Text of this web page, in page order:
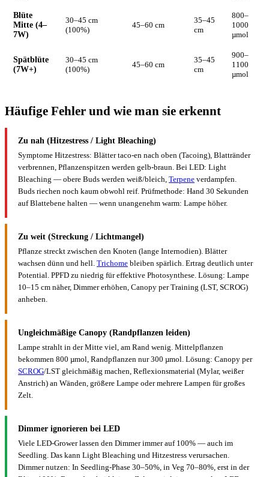
Blüte
Mitte (4–
7W)
30–45 cm
(100%)
45–60 cm
35–45
cm
800–
1000
µmol
Spätblüte
(7W+)
30–45 cm
(100%)
45–60 cm
35–45
cm
900–
1100
µmol
Häufige Fehler und wie man sie erkennt
Zu nah (Hitzestress / Light Bleaching)
Symptome Hitzestress: Blätter taco-en nach oben (Tacoing), Blattränder
verbrennen, Pflanzenspitzen werden gelb-braun. Bei LED: Light
Bleaching — obere Buds werden weiß/bleich, Terpene verdampfen.
Buds riechen noch kaum obwohl reif. Prüfmethode: Hand 30 Sekunden
auf Blattebene halten — wenn unangenehm warm: Lampe höher.
Zu weit (Streckung / Lichtmangel)
Pflanze streckt zwischen den Knoten (lange Internodien). Blätter
wachsen dünn und hell. Trichome bleiben spärlich. Ertrag deutlich unter
Potential. PPFD zu niedrig für effektive Photosynthese. Lösung: Lampe
10–15 cm näher, Dimmer erhöhen, Canopy per Training (LST, SCROG)
anheben.
Ungleichmäßige Canopy (Randpflanzen leiden)
Lampe strahlt in der Mitte viel, am Rand wenig. Mittelpflanzen
bekommen 800 µmol, Randpflanzen nur 300 µmol. Lösung: Canopy per
SCROG/LST gleichmäßig machen, Reflexionsmaterial (Mylar, weißer
Anstrich) an Wänden, größere Lampe oder mehrere Lampen für großes
Zelt.
Dimmer ignorieren bei LED
Viele LED-Grower lassen den Dimmer immer auf 100% — auch im
Seedling. Das kann Light Bleaching und Hitzestress verursachen.
Dimmer nutzen: In Seedling-Phase 30–50%, in Veg 70–80%, erst in der